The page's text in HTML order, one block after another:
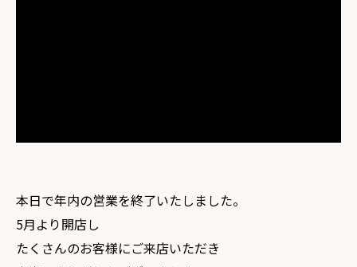
本日で年内の営業を終了いたしました。
5月より開店し
たくさんのお客様にご来店いただき